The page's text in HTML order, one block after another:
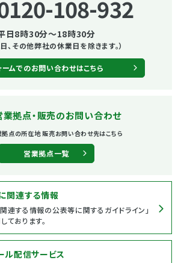
108-932
日8時30分～18時30分
日、その他弊社の休業日を除きます。）
ームでのお問い合わせはこちら
業拠点・販売のお問い合わせ
拠点の所在地販売お問い合わせ先はこちら
営業拠点一覧
関連する情報
連する情報の公表等に関するガイドライン」
ております。
ル配信サービス